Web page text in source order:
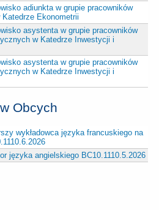
adiunkta w grupie pracowników
Ekonometrii
asystenta w grupie pracowników
w Katedrze Inwestycji i
asystenta w grupie pracowników
w Katedrze Inwestycji i
Obcych
wykładowca języka francuskiego na
języka angielskiego BC10.1110.5.2026